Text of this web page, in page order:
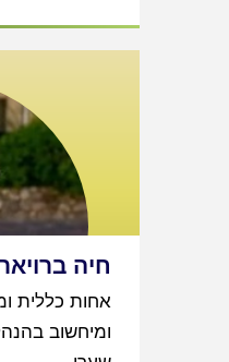
חיה
אחות כללית
ומיחשוב